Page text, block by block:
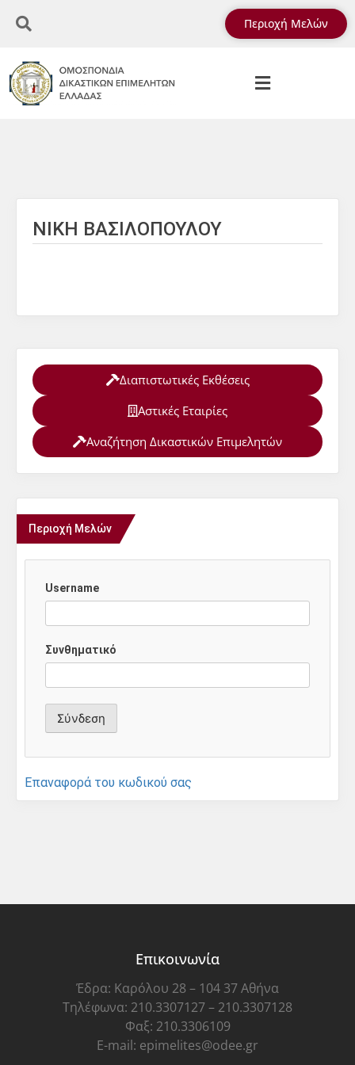
Περιοχή Μελών
ΝΙΚΗ ΒΑΣΙΛΟΠΟΥΛΟΥ
Διαπιστωτικές Εκθέσεις
Αστικές Εταιρίες
Αναζήτηση Δικαστικών Επιμελητών
Περιοχή Μελών
Username
Συνθηματικό
Επαναφορά του κωδικού σας
Επικοινωνία
Έδρα: Καρόλου 28 – 104 37 Αθήνα
Τηλέφωνα: 210.3307127 – 210.3307128
Φαξ: 210.3306109
E-mail: epimelites@odee.gr